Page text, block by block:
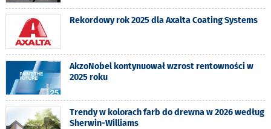
Rekordowy rok 2025 dla Axalta Coating Systems
AkzoNobel kontynuował wzrost rentowności w
2025 roku
Trendy w kolorach farb do drewna w 2026 według
Sherwin-Williams